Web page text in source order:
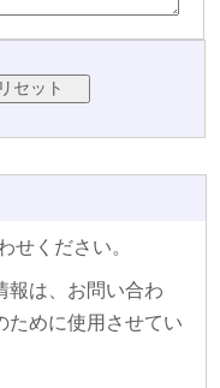
せください。
報は、お問い合わ
ために使用させてい